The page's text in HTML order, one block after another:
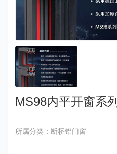
MS98内平开窗系列
所属分类：断桥铝门窗